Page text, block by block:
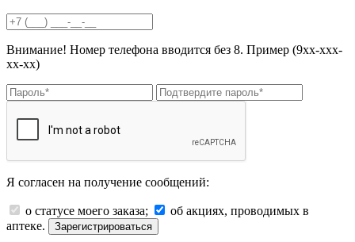
Внимание! Номер телефона вводится без 8. Пример (9хх-ххх-
хх-хх)
Я согласен на получение сообщений:
о статусе моего заказа;
об акциях, проводимых в
аптеке.
Зарегистрироваться